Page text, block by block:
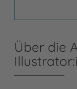
Über die